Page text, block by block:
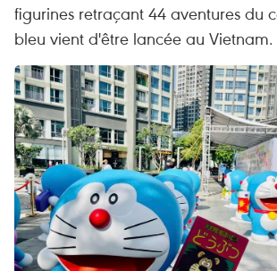
figurines retraçant 44 aventures du
bleu vient d'être lancée au Vietnam.